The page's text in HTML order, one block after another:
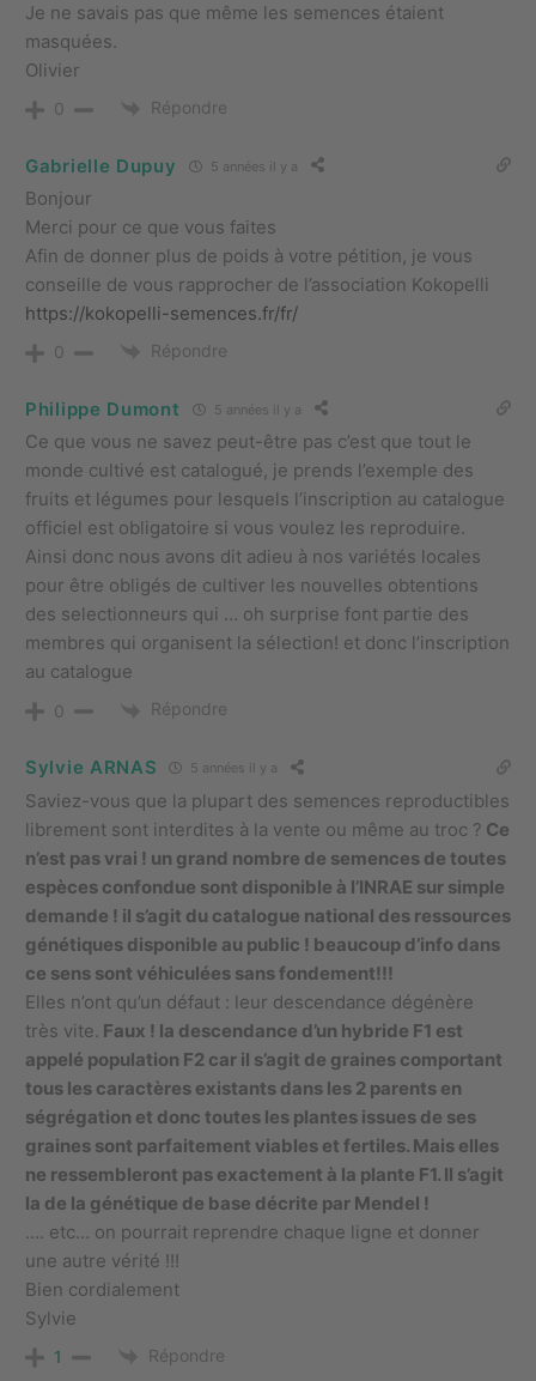
Je ne savais pas que même les semences étaient
masquées.
Olivier
0 Répondre
Gabrielle Dupuy 5 années il y a
Bonjour
Merci pour ce que vous faites
Afin de donner plus de poids à votre pétition, je vous
conseille de vous rapprocher de l’association Kokopelli
https://kokopelli-semences.fr/fr/
0 Répondre
Philippe Dumont 5 années il y a
Ce que vous ne savez peut-être pas c’est que tout le
monde cultivé est catalogué, je prends l’exemple des
fruits et légumes pour lesquels l’inscription au catalogue
officiel est obligatoire si vous voulez les reproduire.
Ainsi donc nous avons dit adieu à nos variétés locales
pour être obligés de cultiver les nouvelles obtentions
des selectionneurs qui … oh surprise font partie des
membres qui organisent la sélection! et donc l’inscription
au catalogue
0 Répondre
Sylvie ARNAS 5 années il y a
Saviez-vous que la plupart des semences reproductibles
librement sont interdites à la vente ou même au troc ? Ce
n’est pas vrai ! un grand nombre de semences de toutes
espèces confondue sont disponible à l’INRAE sur simple
demande ! il s’agit du catalogue national des ressources
génétiques disponible au public ! beaucoup d’info dans
ce sens sont véhiculées sans fondement!!!
Elles n’ont qu’un défaut : leur descendance dégénère
très vite. Faux ! la descendance d’un hybride F1 est
appelé population F2 car il s’agit de graines comportant
tous les caractères existants dans les 2 parents en
ségrégation et donc toutes les plantes issues de ses
graines sont parfaitement viables et fertiles. Mais elles
ne ressembleront pas exactement à la plante F1. Il s’agit
la de la génétique de base décrite par Mendel !
…. etc… on pourrait reprendre chaque ligne et donner
une autre vérité !!!
Bien cordialement
Sylvie
1 Répondre